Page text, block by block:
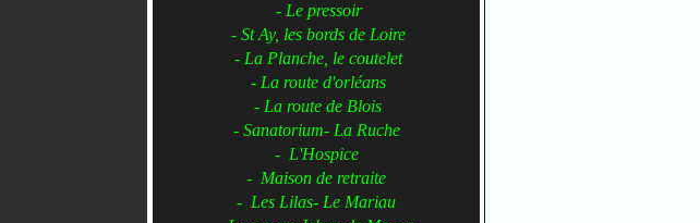
- Le pressoir
- St Ay, les bords de Loire
- La Planche, le coutelet
- La route d'orléans
- La route de Blois
- Sanatorium- La Ruche
- L'Hospice
- Maison de retraite
- Les Lilas- Le Mariau